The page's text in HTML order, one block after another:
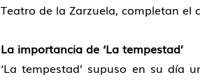
Teatro de la Zarzuela, completan
La importancia de ‘La tempestad’
‘La tempestad’ supuso en su día